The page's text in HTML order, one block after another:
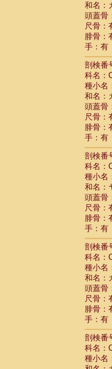
和名：
頭蓋骨
尺骨：
腓骨：
手：有
剖検番
科名：
種小名
和名：
頭蓋骨
尺骨：
腓骨：
手：有
剖検番
科名：
種小名
和名：
頭蓋骨
尺骨：
腓骨：
手：有
剖検番
科名：
種小名
和名：
頭蓋骨
尺骨：
腓骨：
手：有
剖検番
科名：
種小名